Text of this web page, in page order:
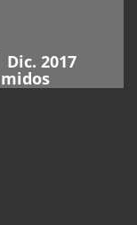
│ Dic. 2017